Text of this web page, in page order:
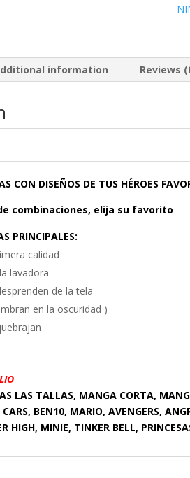
information Reviews
CON DISEÑOS DE TUS HÉROES
combinaciones, elija su favorito
PRINCIPALES:
calidad
lavadora
de la tela
en la oscuridad )
LAS TALLAS, MANGA CORTA,
BEN10, MARIO, AVENGERS,
HIGH, MINIE, TINKER BELL,